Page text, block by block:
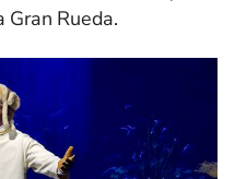
Gran Rueda.